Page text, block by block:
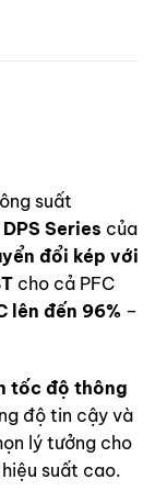
suất
Series của
đổi kép với
cho cả PFC
lên đến 96% –
tốc độ thông
độ tin cậy và
lý tưởng cho
suất cao.